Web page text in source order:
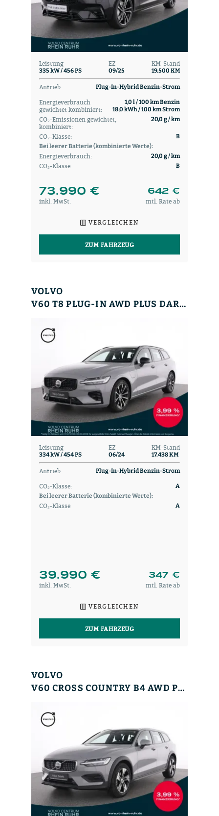
Leistung
335 kW / 456 PS
EZ
09/25
KM-Stand
19.500 KM
Antrieb Plug-In-Hybrid Benzin-Strom
Energieverbrauch
gewichtet kombiniert:
1,0 l / 100 km Benzin
18,0 kWh / 100 km Strom
CO₂-Emissionen gewichtet,
kombiniert:
20,0 g / km
CO₂-Klasse:
B
Bei leerer Batterie (kombinierte Werte):
Energieverbrauch: 20,0 g / km
CO₂-Klasse B
73.990 € 642 €
inkl. MwSt. mtl. Rate ab
VERGLEICHEN
ZUM FAHRZEUG
VOLVO
V60 T8 PLUG-IN AWD PLUS DARK WINTERPAK+MEMORY+
Leistung
334 kW / 454 PS
EZ
06/24
KM-Stand
17.438 KM
Antrieb Plug-In-Hybrid Benzin-Strom
CO₂-Klasse:
A
Bei leerer Batterie (kombinierte Werte):
CO₂-Klasse A
39.990 € 347 €
inkl. MwSt. mtl. Rate ab
VERGLEICHEN
ZUM FAHRZEUG
VOLVO
V60 CROSS COUNTRY B4 AWD PLUS+WINTERPAK+RFK+